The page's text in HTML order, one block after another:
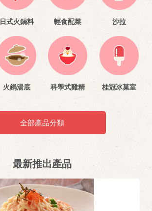
日式火鍋料 輕食配菜 沙拉
火鍋湯底 科學式雞精 桂冠冰菓室
全部產品分類
最新推出產品